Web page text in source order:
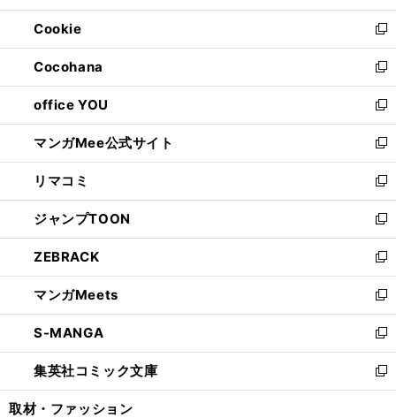
開
く
ウ
で
開
く
ン
ド
ウ
で
開
く
ウ
ィ
ン
ド
ウ
で
開
く
Cookie
新
し
い
ウ
ィ
ン
ド
ウ
で
開
く
Cocohana
新
し
い
ウ
ィ
ン
ド
ウ
で
開
く
office YOU
新
し
い
ウ
ィ
ン
ド
ウ
で
開
く
マンガMee公式サイト
新
し
い
ウ
ィ
ン
ド
ウ
で
開
く
リマコミ
新
し
い
ウ
ィ
ン
ド
ウ
で
開
く
ジャンプTOON
新
し
い
ウ
ィ
ン
ド
ウ
で
開
ZEBRACK
新
し
い
ウ
ィ
ン
ド
ウ
マンガMeets
新
し
い
ウ
ィ
ン
S-MANGA
新
し
い
ウ
集英社コミック文庫
新
し
取材・ファッション